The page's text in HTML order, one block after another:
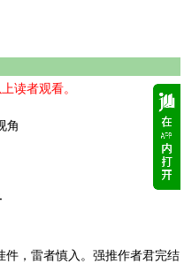
读者观看。
角
件，雷者慎入。强推作者君完结